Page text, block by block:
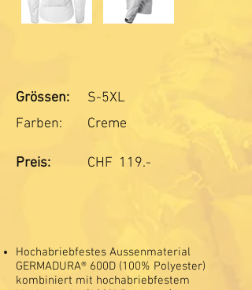
Grössen:
S-5XL
Farben:
Creme
Preis: CHF 119.-
Hochabriebfestes Aussenmaterial
GERMADURA® 600D (100% Polyester)
kombiniert mit hochabriebfestem